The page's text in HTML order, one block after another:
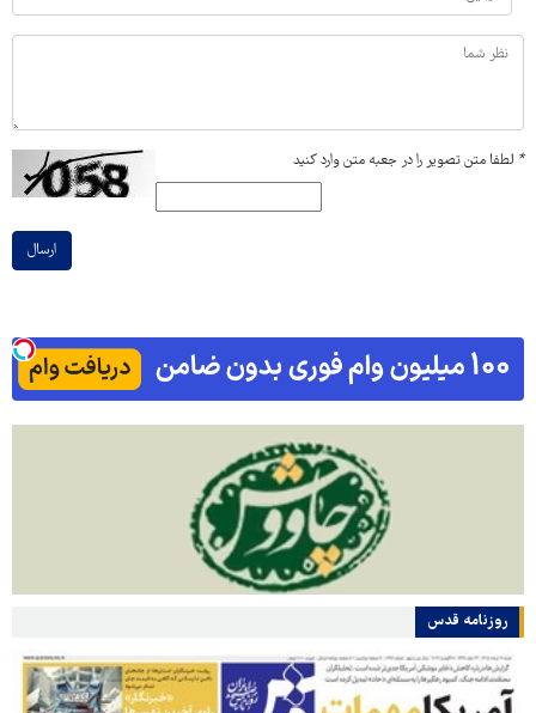
* لطفا متن تصویر را در جعبه متن وارد کنید
ارسال
روزنامه قدس